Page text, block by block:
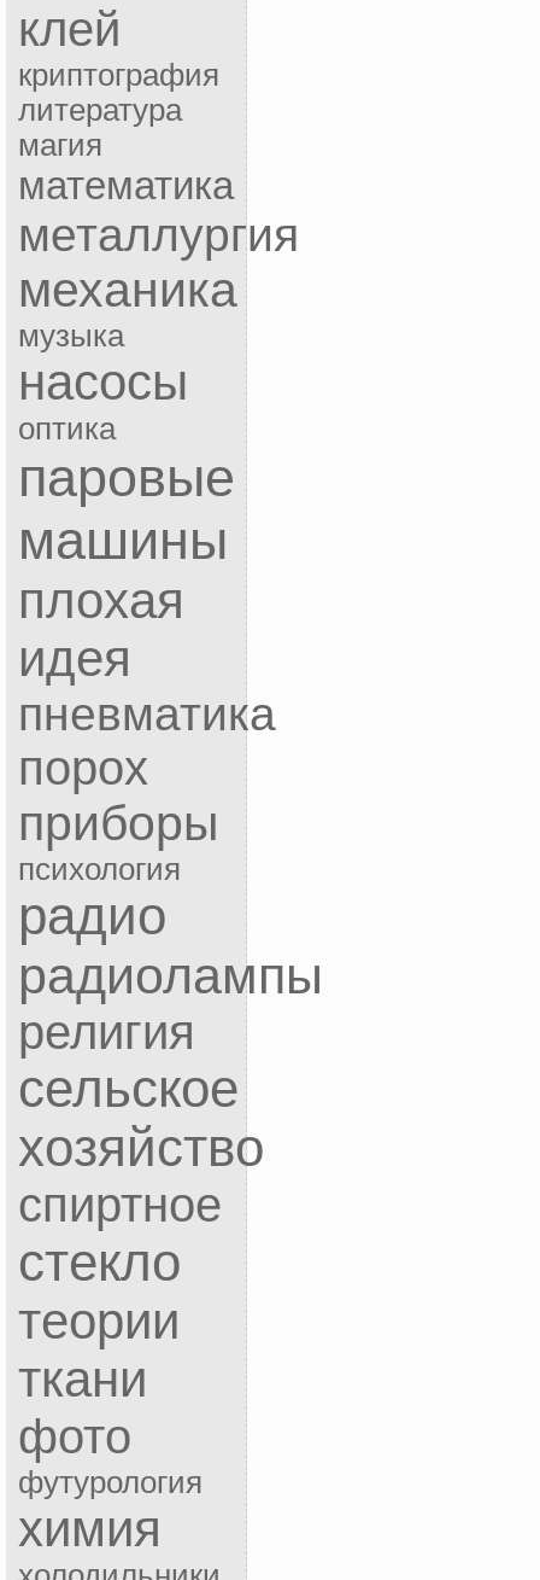
клей
криптография
литература
магия
математика
металлургия
механика
музыка
насосы
оптика
паровые
машины
плохая
идея
пневматика
порох
приборы
психология
радио
радиолампы
религия
сельское
хозяйство
спиртное
стекло
теории
ткани
фото
футурология
химия